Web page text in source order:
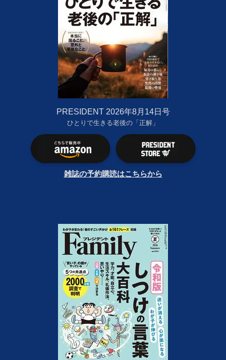
PRESIDENT 2026年8月14日号
ひとりで生きる老後の「正解」
雑誌の予約購読はこちらから